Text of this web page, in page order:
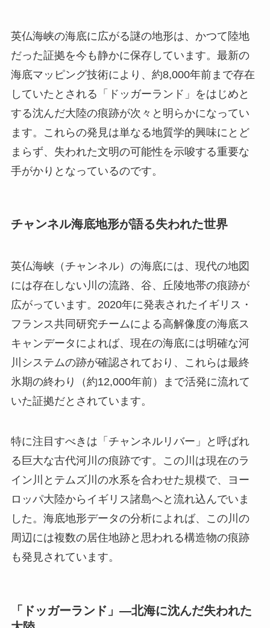
英仏海峡の海底に広がる謎の地形は、かつて陸地
だった証拠を今も静かに保存しています。最新の
海底マッピング技術により、約8,000年前まで存在
していたとされる「ドッガーランド」をはじめと
する沈んだ大陸の痕跡が次々と明らかになってい
ます。これらの発見は単なる地質学的興味にとど
まらず、失われた文明の可能性を示唆する重要な
手がかりとなっているのです。
チャンネル海底地形が語る失われた世界
英仏海峡（チャンネル）の海底には、現代の地図
には存在しない川の流路、谷、丘陵地帯の痕跡が
広がっています。2020年に発表されたイギリス・
フランス共同研究チームによる高解像度の海底ス
キャンデータによれば、現在の海底には明確な河
川システムの跡が確認されており、これらは最終
氷期の終わり（約12,000年前）まで活発に流れて
いた証拠だとされています。
特に注目すべきは「チャンネルリバー」と呼ばれ
る巨大な古代河川の痕跡です。この川は現在のラ
イン川とテムズ川の水系を合わせた規模で、ヨー
ロッパ大陸からイギリス諸島へと流れ込んでいま
した。海底地形データの分析によれば、この川の
周辺には複数の居住地跡と思われる構造物の痕跡
も発見されています。
「ドッガーランド」—北海に沈んだ失われた